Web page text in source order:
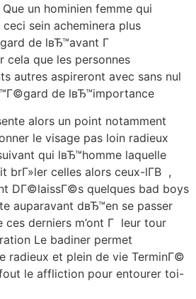
un hominien femme qui
sein acheminera plus
de lвЂ™avant Г
cela que les personnes
autres aspireront avec sans nul
de lвЂ™importance
alors un point notamment
le visage pas loin radieux
qui lвЂ™homme laquelle
brГ»ler celles alors ceux-lГ­В ,
DГ©laissГ©s quelques bad boys
auparavant dвЂ™en se passer
ces derniers m’ont Г leur tour
Le badiner permet
radieux et plein de vie TerminГ©
le affliction pour entourer toi-